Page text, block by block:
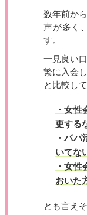
数年前か
声が多く
す。
一見良い
繁に入会
と比較し
・女
更する
・パパ
いてな
・女性
おいた
とも言え